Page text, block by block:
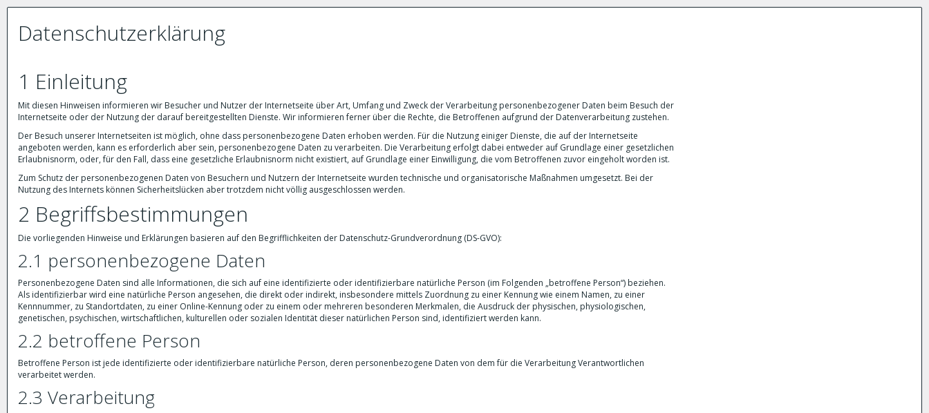
Datenschutzerklärung
1 Einleitung
Mit diesen Hinweisen informieren wir Besucher und Nutzer der Internetseite über Art, Umfang und Zweck der Verarbeitung personenbezogener Daten beim Besuch der
Internetseite oder der Nutzung der darauf bereitgestellten Dienste. Wir informieren ferner über die Rechte, die Betroffenen aufgrund der Datenverarbeitung zustehen.
Der Besuch unserer Internetseiten ist möglich, ohne dass personenbezogene Daten erhoben werden. Für die Nutzung einiger Dienste, die auf der Internetseite
angeboten werden, kann es erforderlich aber sein, personenbezogene Daten zu verarbeiten. Die Verarbeitung erfolgt dabei entweder auf Grundlage einer gesetzlichen
Erlaubnisnorm, oder, für den Fall, dass eine gesetzliche Erlaubnisnorm nicht existiert, auf Grundlage einer Einwilligung, die vom Betroffenen zuvor eingeholt worden ist.
Zum Schutz der personenbezogenen Daten von Besuchern und Nutzern der Internetseite wurden technische und organisatorische Maßnahmen umgesetzt. Bei der
Nutzung des Internets können Sicherheitslücken aber trotzdem nicht völlig ausgeschlossen werden.
2 Begriffsbestimmungen
Die vorliegenden Hinweise und Erklärungen basieren auf den Begrifflichkeiten der Datenschutz-Grundverordnung (DS-GVO):
2.1 personenbezogene Daten
Personenbezogene Daten sind alle Informationen, die sich auf eine identifizierte oder identifizierbare natürliche Person (im Folgenden „betroffene Person“) beziehen.
Als identifizierbar wird eine natürliche Person angesehen, die direkt oder indirekt, insbesondere mittels Zuordnung zu einer Kennung wie einem Namen, zu einer
Kennnummer, zu Standortdaten, zu einer Online-Kennung oder zu einem oder mehreren besonderen Merkmalen, die Ausdruck der physischen, physiologischen,
genetischen, psychischen, wirtschaftlichen, kulturellen oder sozialen Identität dieser natürlichen Person sind, identifiziert werden kann.
2.2 betroffene Person
Betroffene Person ist jede identifizierte oder identifizierbare natürliche Person, deren personenbezogene Daten von dem für die Verarbeitung Verantwortlichen
verarbeitet werden.
2.3 Verarbeitung